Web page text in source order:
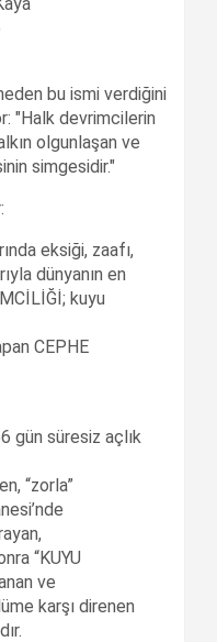
bu ismi verdiğini
"Halk devrimcilerin
olgunlaşan ve
simgesidir."
eksiği, zaafı,
dünyanın en
kuyu
CEPHE
gün süresiz açlık
“zorla”
“KUYU
ve
karşı direnen